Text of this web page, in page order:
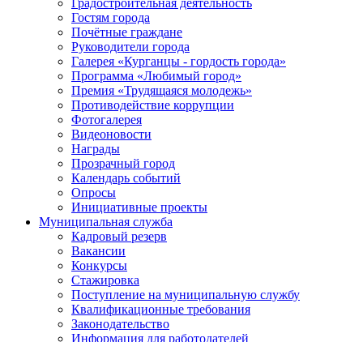
Градостроительная деятельность
Гостям города
Почётные граждане
Руководители города
Галерея «Курганцы - гордость города»
Программа «Любимый город»
Премия «Трудящаяся молодежь»
Противодействие коррупции
Фотогалерея
Видеоновости
Награды
Прозрачный город
Календарь событий
Опросы
Инициативные проекты
Муниципальная служба
Кадровый резерв
Вакансии
Конкурсы
Стажировка
Поступление на муниципальную службу
Квалификационные требования
Законодательство
Информация для работодателей